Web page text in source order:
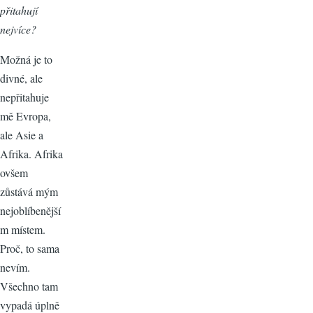
přitahují
nejvíce?
Možná je to
divné, ale
nepřitahuje
mě Evropa,
ale Asie a
Afrika. Afrika
ovšem
zůstává mým
nejoblíbenější
m místem.
Proč, to sama
nevím.
Všechno tam
vypadá úplně